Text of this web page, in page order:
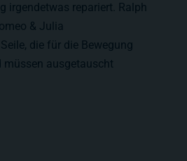
irgendetwas repariert. Ralph
& Julia
die für die Bewegung
müssen ausgetauscht